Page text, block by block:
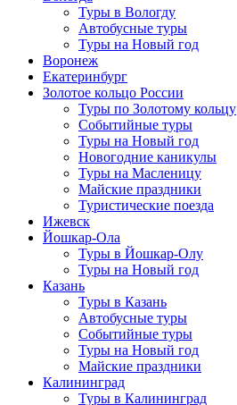
Туры в Вологду
Автобусные туры
Туры на Новый год
Воронеж
Екатеринбург
Золотое кольцо России
Туры по Золотому кольцу
Событийные туры
Туры на Новый год
Новогодние каникулы
Туры на Масленицу
Майские праздники
Туристические поезда
Ижевск
Йошкар-Ола
Туры в Йошкар-Олу
Туры на Новый год
Казань
Туры в Казань
Автобусные туры
Событийные туры
Туры на Новый год
Майские праздники
Калининград
Туры в Калининград